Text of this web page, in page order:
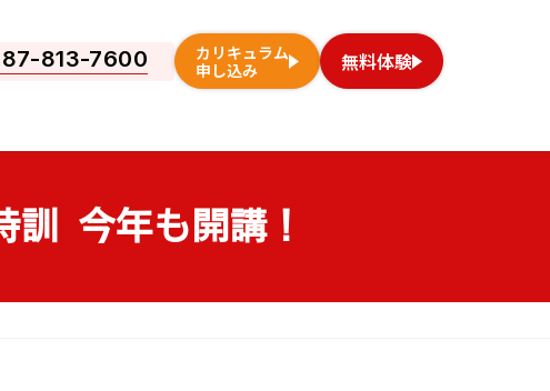
813-7600
カリキュラム
申し込み
無料体験
訓 今年も開講！